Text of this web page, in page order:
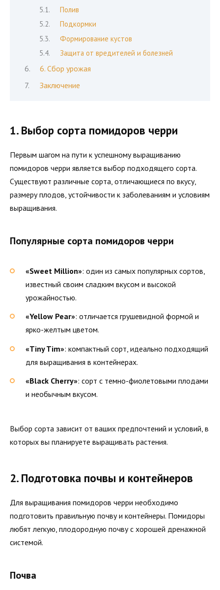
Полив
Подкормки
Формирование кустов
Защита от вредителей и болезней
6. Сбор урожая
Заключение
1. Выбор сорта помидоров черри
Первым шагом на пути к успешному выращиванию
помидоров черри является выбор подходящего сорта.
Существуют различные сорта, отличающиеся по вкусу,
размеру плодов, устойчивости к заболеваниям и условиям
выращивания.
Популярные сорта помидоров черри
«Sweet Million»: один из самых популярных сортов,
известный своим сладким вкусом и высокой
урожайностью.
«Yellow Pear»: отличается грушевидной формой и
ярко-желтым цветом.
«Tiny Tim»: компактный сорт, идеально подходящий
для выращивания в контейнерах.
«Black Cherry»: сорт с темно-фиолетовыми плодами
и необычным вкусом.
Выбор сорта зависит от ваших предпочтений и условий, в
которых вы планируете выращивать растения.
2. Подготовка почвы и контейнеров
Для выращивания помидоров черри необходимо
подготовить правильную почву и контейнеры. Помидоры
любят легкую, плодородную почву с хорошей дренажной
системой.
Почва